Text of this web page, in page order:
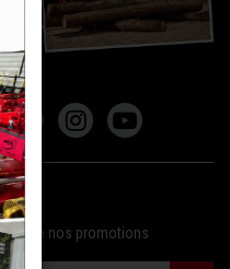
et de nos promotions